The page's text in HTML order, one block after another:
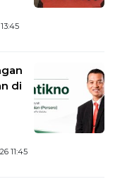
di
11:45